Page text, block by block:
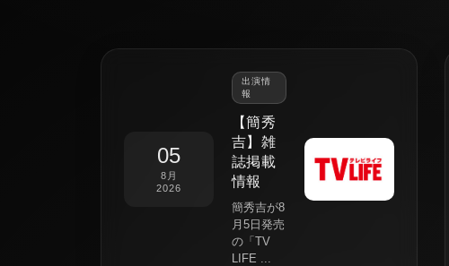
05
8月
2026
出演情
報
【簡秀
吉】雑
誌掲載
情報
簡秀吉が8
月5日発売
の「TV
LIFE ...